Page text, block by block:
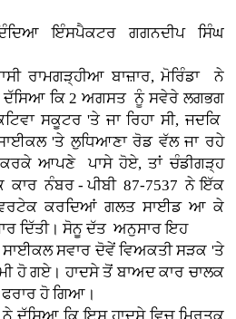
ਇੰਸਪੈਕਟਰ ਗਗਨਦੀਪ ਸਿੰਘ
ਰਾਮਗੜ੍ਹੀਆ ਬਾਜ਼ਾਰ, ਮੋਰਿੰਡਾ ਨੇ
ਦੱਸਿਆ ਕਿ 2 ਅਗਸਤ ਨੂੰ ਸਵੇਰੇ ਲਗਭਗ
ਸਕੂਟਰ 'ਤੇ ਜਾ ਰਿਹਾ ਸੀ, ਜਦਕਿ
'ਤੇ ਲੁਧਿਆਣਾ ਰੋਡ ਵੱਲ ਜਾ ਰਹੇ
ਆਪਣੇ ਪਾਸੇ ਹੋਏ, ਤਾਂ ਚੰਡੀਗੜ੍ਹ
ਕਾਰ ਨੰਬਰ - ਪੀਬੀ 87-7537 ਨੇ ਇੱਕ
ਕਰਦਿਆਂ ਗਲਤ ਸਾਈਡ ਆ ਕੇ
ਦਿੱਤੀ। ਸੋਨੂ ਦੱਤ ਅਨੁਸਾਰ ਇਹ
ਸਵਾਰ ਦੋਵੇਂ ਵਿਅਕਤੀ ਸੜਕ 'ਤੇ
ਹੋ ਗਏ। ਹਾਦਸੇ ਤੋਂ ਬਾਅਦ ਕਾਰ ਚਾਲਕ
ਹੋ ਗਿਆ।